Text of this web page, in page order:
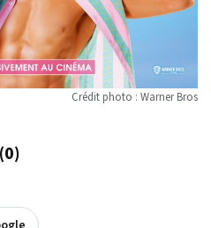
Crédit photo : Warner Bros
(0)